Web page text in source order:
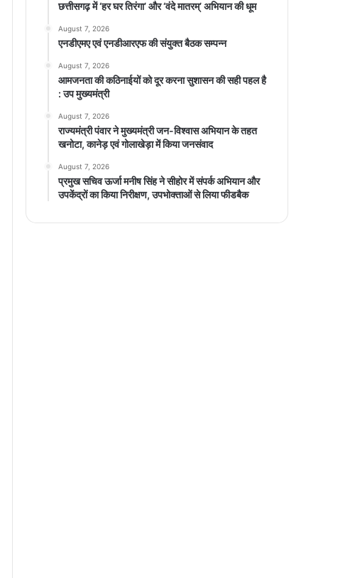
छत्तीसगढ़ में ‘हर घर तिरंगा’ और ‘वंदे मातरम्’ अभियान की धूम
August 7, 2026
एनडीएमए एवं एनडीआरएफ की संयुक्त बैठक सम्पन्न
August 7, 2026
आमजनता की कठिनाईयों को दूर करना सुशासन की सही पहल है
: उप मुख्यमंत्री
August 7, 2026
राज्यमंत्री पंवार ने मुख्यमंत्री जन-विश्वास अभियान के तहत
खनोटा, कानेड़ एवं गोलाखेड़ा में किया जनसंवाद
August 7, 2026
प्रमुख सचिव ऊर्जा मनीष सिंह ने सीहोर में संपर्क अभियान और
उपकेंद्रों का किया निरीक्षण, उपभोक्ताओं से लिया फीडबैक